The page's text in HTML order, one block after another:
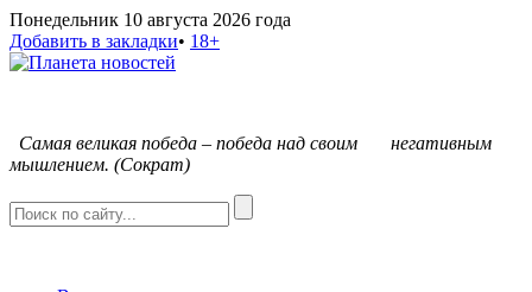
Понедельник 10 августа 2026 года
Добавить в закладки• 18+
Самая великая победа – победа над своим негативным
мышлением. (Сократ)